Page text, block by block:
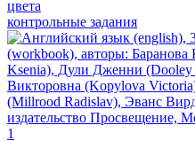
контрольные задания